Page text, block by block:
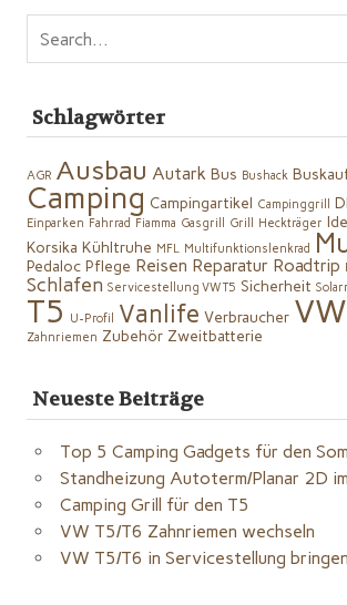
Schlagwörter
AGR Ausbau Autark Bus Bushack
Camping Campingartikel Campinggrill
Einparken Fahrrad Fiamma Gasgrill Grill Heckträger
Korsika Kühltruhe MFL Multifunktionslenkrad
Pedaloc Pflege Reisen Reparatur Roadtrip
Schlafen Servicestellung VW T5 Sicherheit
T5 U-Profil Vanlife Verbraucher VW
Zahnriemen Zubehör Zweitbatterie
Neueste Beiträge
Top 5 Camping Gadgets für den
Standheizung Autoterm/Planar 2D
Camping Grill für den T5
VW T5/T6 Zahnriemen wechseln
VW T5/T6 in Servicestellung bringen